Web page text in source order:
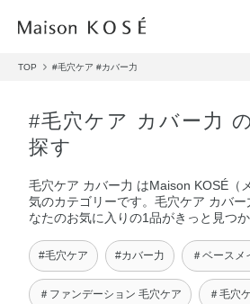
TOP #毛穴ケア #カバー力
#毛穴ケア カバー力
探す
毛穴ケア カバー力 はMaison KOSÉ（
気のカテゴリーです。毛穴ケア カバ
なたのお気に入りの1品がきっと見つか
#毛穴ケア #カバー力 ＃ベースメ
＃ファンデーション 毛穴ケア ＃毛穴